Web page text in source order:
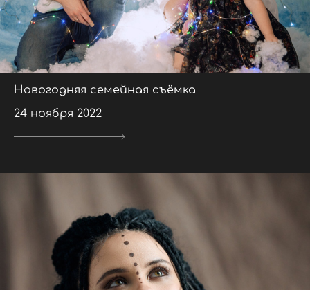
Новогодняя семейная съёмка
24 ноября 2022